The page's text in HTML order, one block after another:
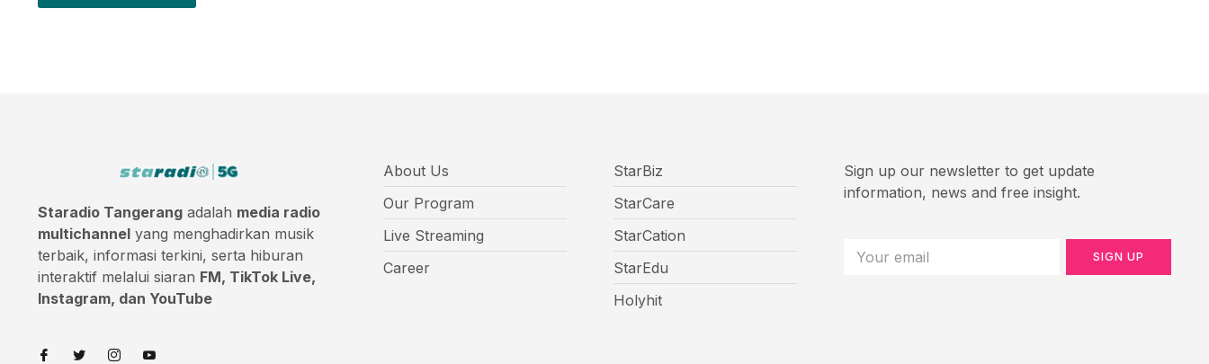
Staradio Tangerang adalah media radio
multichannel yang menghadirkan musik
terbaik, informasi terkini, serta hiburan
interaktif melalui siaran FM, TikTok Live,
Instagram, dan YouTube
About Us
Our Program
Live Streaming
Career
StarBiz
StarCare
StarCation
StarEdu
Holyhit
Sign up our newsletter to get update
information, news and free insight.
SIGN UP